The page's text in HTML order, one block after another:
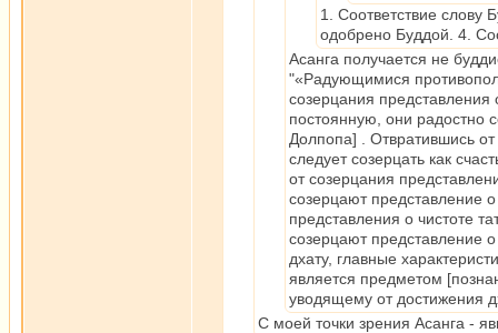
1. Соответствие слову
одобрено Буддой. 4.
Асанга получается не
"«Радующимися
созерцания представления
постоянную, они радостно
Долпопа] . Отвратившись от
следует созерцать как
от созерцания
созерцают представление
представления о чистоте
созерцают представление
дхату, главные
является предметом
уводящему от достижения
С моей точки зрения Асанга -